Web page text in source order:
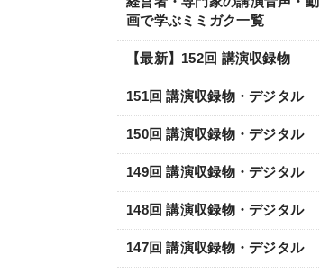
画で学ぶミミガク一覧
【最新】152回 講演収録物
151回 講演収録物・デジタル
150回 講演収録物・デジタル
149回 講演収録物・デジタル
148回 講演収録物・デジタル
147回 講演収録物・デジタル